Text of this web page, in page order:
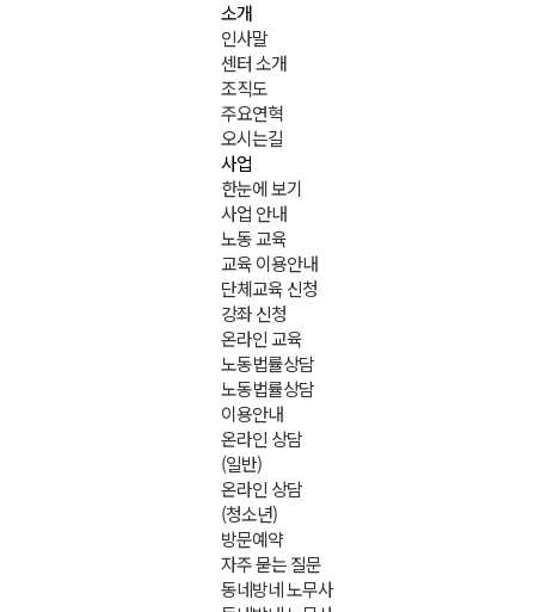
소개
인사말
센터 소개
조직도
주요연혁
오시는길
사업
한눈에 보기
사업 안내
노동 교육
교육 이용안내
단체교육 신청
강좌 신청
온라인 교육
노동법률상담
노동법률상담
이용안내
온라인 상담
(일반)
온라인 상담
(청소년)
방문예약
자주 묻는 질문
동네방네 노무사